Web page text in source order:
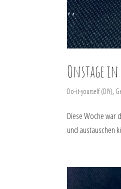
Onstage in
Do-it-yourself (DIY),
Diese Woche war
und austauschen